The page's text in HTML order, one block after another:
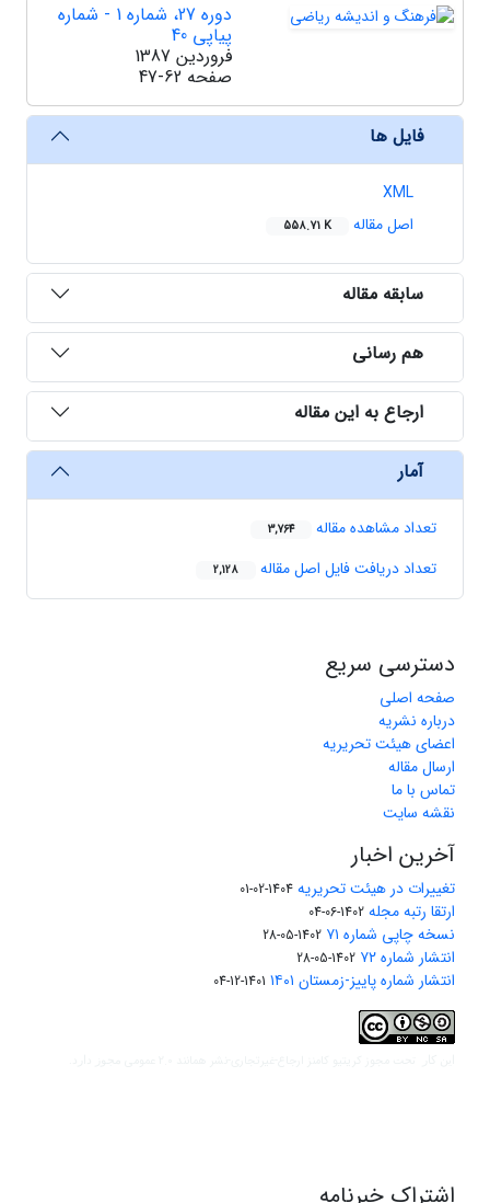
دوره 27، شماره 1 - شماره
پیاپی 40
فروردین 1387
صفحه 47-62
فایل ها
XML
اصل مقاله
558.71 K
سابقه مقاله
هم رسانی
ارجاع به این مقاله
آمار
تعداد مشاهده مقاله 3,764
تعداد دریافت فایل اصل مقاله 2,128
دسترسی سریع
صفحه اصلی
درباره نشریه
اعضای هیئت تحریریه
ارسال مقاله
تماس با ما
نقشه سایت
آخرین اخبار
تغییرات در هیئت تحریریه 1404-02-01
ارتقا رتبه مجله 1402-06-04
نسخه چاپی شماره ۷۱ 1402-05-28
انتشار شماره ۷۲ 1402-05-28
انتشار شماره پاییز-زمستان ۱۴۰۱ 1401-12-04